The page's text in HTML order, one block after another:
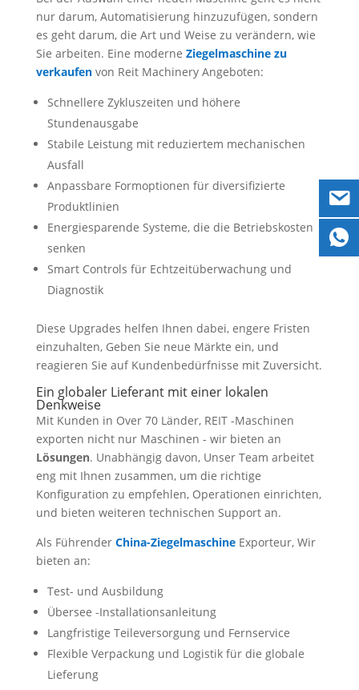
nur darum, Automatisierung hinzuzufügen, sondern
es geht darum, die Art und Weise zu verändern, wie
Sie arbeiten. Eine moderne Ziegelmaschine zu
verkaufenvon Reit Machinery Angeboten:
Schnellere Zykluszeiten und höhere
Stundenausgabe
Stabile Leistung mit reduziertem mechanischen
Ausfall
Anpassbare Formoptionen für diversifizierte
Produktlinien
Energiesparende Systeme, die die Betriebskosten
senken
Smart Controls für Echtzeitüberwachung und
Diagnostik
Diese Upgrades helfen Ihnen dabei, engere Fristen
einzuhalten, Geben Sie neue Märkte ein, und
reagieren Sie auf Kundenbedürfnisse mit Zuversicht.
Ein globaler Lieferant mit einer lokalen
Denkweise
Mit Kunden in Over 70 Länder, REIT -Maschinen
exporten nicht nur Maschinen - wir bieten an
Lösungen. Unabhängig davon, Unser Team arbeitet
eng mit Ihnen zusammen, um die richtige
Konfiguration zu empfehlen, Operationen einrichten,
und bieten weiteren technischen Support an.
Als Führender China-ZiegelmaschineExporteur, Wir
bieten an:
Test- und Ausbildung
Übersee -Installationsanleitung
Langfristige Teileversorgung und Fernservice
Flexible Verpackung und Logistik für die globale
Lieferung